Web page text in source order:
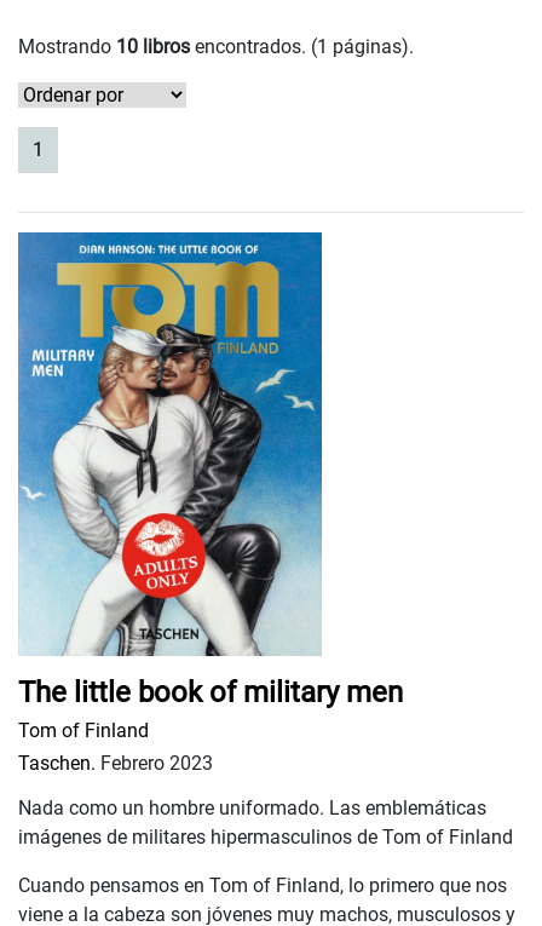
Mostrando 10 libros encontrados. (1 páginas).
1
The little book of military men
Tom of Finland
Taschen. Febrero 2023
Nada como un hombre uniformado. Las emblemáticas
imágenes de militares hipermasculinos de Tom of Finland
Cuando pensamos en Tom of Finland, lo primero que nos
viene a la cabeza son jóvenes muy machos, musculosos y